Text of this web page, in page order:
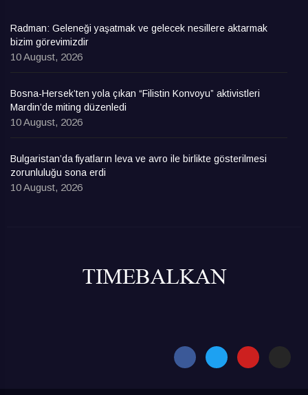
Radman: Geleneği yaşatmak ve gelecek nesillere aktarmak
bizim görevimizdir
10 August, 2026
Bosna-Hersek’ten yola çıkan “Filistin Konvoyu” aktivistleri
Mardin’de miting düzenledi
10 August, 2026
Bulgaristan’da fiyatların leva ve avro ile birlikte gösterilmesi
zorunluluğu sona erdi
10 August, 2026